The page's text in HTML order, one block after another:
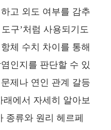
고 외도 여부를 감추
구’처럼 사용되기도
체 수치 차이를 통해
인지를 판단할 수 있
제나 연인 관계 갈등
에서 자세히 알아보
류와 원리 헤르페